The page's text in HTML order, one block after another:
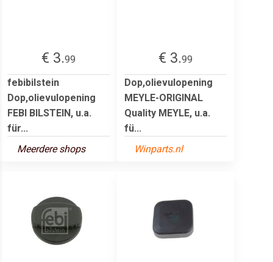
€ 3.99
febibilstein
Dop,olievulopening
FEBI BILSTEIN, u.a.
für...
Meerdere shops
€ 3.99
Dop,olievulopening
MEYLE-ORIGINAL
Quality MEYLE, u.a.
fü...
Winparts.nl